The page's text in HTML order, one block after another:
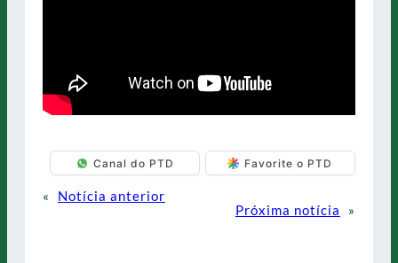
Canal do PTD Favorite o PTD
«
Notícia anterior
Próxima notícia
»